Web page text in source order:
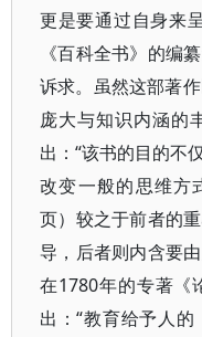
更是要通过自身来
《百科全书》的编
诉求。虽然这部著
庞大与知识内涵的
出：“该书的目的不
改变一般的思维方
页）较之于前者的
导，后者则内含要
在1780年的专著《
出：“教育给予人